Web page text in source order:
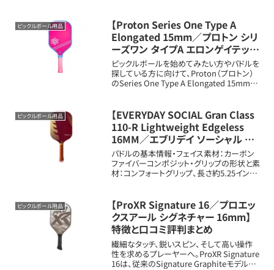
（約40.6cm）...
ピックルボール用品
【Proton Series One Type A
Elongated 15mm／プロトン シリ
ーズワン タイプA エロンゲイテッド
15mm】特徴と口コミ評判まとめ
ピックルボールを始めてみたい方やパドルを
探している方に向けて、Proton（プロトン）
のSeries One Type A Elongated 15mmパ
Na...
ピックルボール用品
【EVERYDAY SOCIAL Gran Class
110-R Lightweight Edgeless
16MM／エブリデイ ソーシャル グ
ランクラス 110-R ライトウェイト エ
ッジレス 16mm】特徴と口コミ評判
まとめ
パドルの基本情報・フェイス素材：カーボン
ファイバーコンポジット・グリップの形状と素
材：コンフォートグリップ、長さ約5.25イン
41.4cm）、...
ピックルボール用品
【ProXR Signature 16／プロエッ
クスアール シグネチャー 16mm】
特徴と口コミ評判まとめ
繊細なタッチ、鋭いスピン、そして高い操作
性を求めるプレーヤーへ。ProXR Signature
16は、従来のSignature Graphiteモデルを